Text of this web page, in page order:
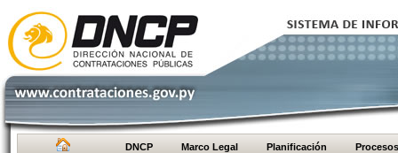
DNCP Marco Legal Planificación Procesos